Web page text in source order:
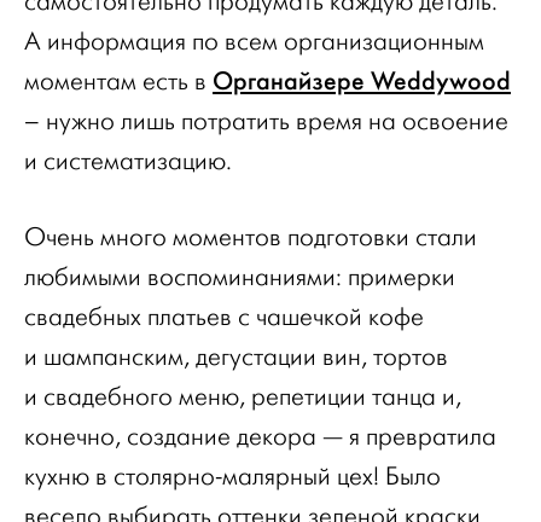
А информация по всем организационным
моментам есть в Органайзере Weddywood
– нужно лишь потратить время на освоение
и систематизацию.
Очень много моментов подготовки стали
любимыми воспоминаниями: примерки
свадебных платьев с чашечкой кофе
и шампанским, дегустации вин, тортов
и свадебного меню, репетиции танца и,
конечно, создание декора — я превратила
кухню в столярно-малярный цех! Было